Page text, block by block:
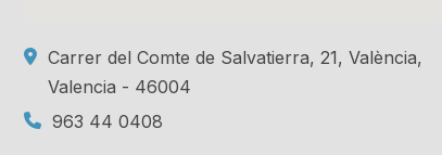
vin-
Embed Google
Carrer del Comte de Salvatierra, 21, València,
Valencia - 46004
963 44 0408